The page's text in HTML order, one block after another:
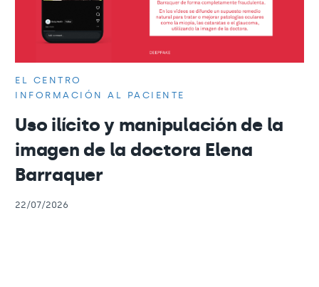
EL CENTRO
INFORMACIÓN AL PACIENTE
Uso ilícito y manipulación de la
imagen de la doctora Elena
Barraquer
22/07/2026